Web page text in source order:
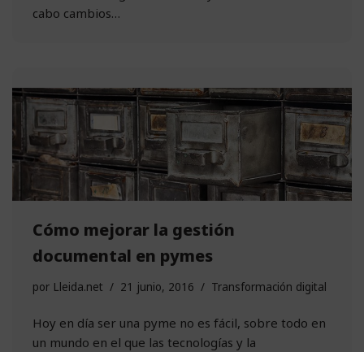
cabo cambios…
Cómo mejorar la gestión
documental en pymes
por Lleida.net 21 junio, 2016 Transformación digital
Hoy en día ser una pyme no es fácil, sobre todo en
un mundo en el que las tecnologías y la